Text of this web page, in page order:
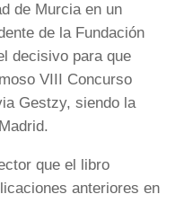
de Murcia en un
de la Fundación
decisivo para que
VIII Concurso
Gestzy, siendo la
que el libro
anteriores en